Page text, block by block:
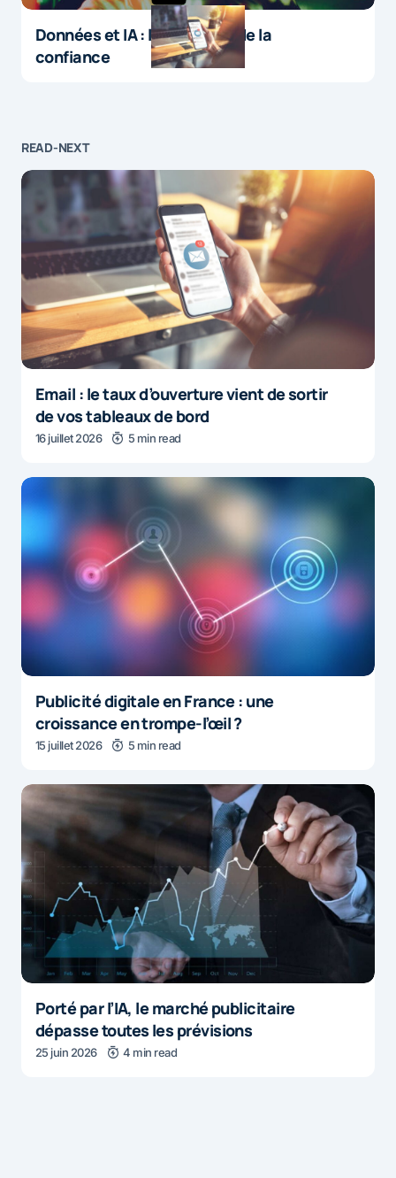
Données et IA : le paradoxe de la
confiance
READ-NEXT
Email : le taux d’ouverture vient de sortir
de vos tableaux de bord
16 juillet 2026 5 min read
Publicité digitale en France : une
croissance en trompe-l’œil ?
15 juillet 2026 5 min read
Porté par l’IA, le marché publicitaire
dépasse toutes les prévisions
25 juin 2026 4 min read